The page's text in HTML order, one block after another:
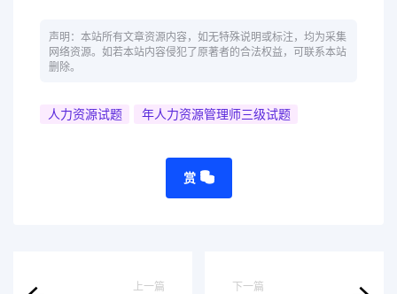
声明：本站所有文章资源内容，如无特殊说明或标注，均为采集
网络资源。如若本站内容侵犯了原著者的合法权益，可联系本站
删除。
人力资源试题 年人力资源管理师三级试题
赏
上一篇 下一篇